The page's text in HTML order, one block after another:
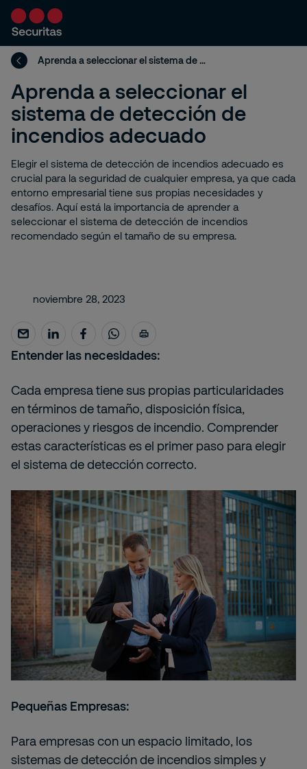
Aprenda a seleccionar el sistema de detección de incendios adecuado
Aprenda a seleccionar el
sistema de detección de
incendios adecuado
Elegir el sistema de detección de incendios adecuado es
crucial para la seguridad de cualquier empresa, ya que cada
entorno empresarial tiene sus propias necesidades y
desafíos. Aquí está la importancia de aprender a
seleccionar el sistema de detección de incendios
recomendado según el tamaño de su empresa.
Entender las necesidades:
Cada empresa tiene sus propias particularidades
en términos de tamaño, disposición física,
operaciones y riesgos de incendio. Comprender
estas características es el primer paso para elegir
el sistema de detección correcto.
Pequeñas Empresas:
Para empresas con un espacio limitado, los
sistemas de detección de incendios simples y
noviembre 28, 2023